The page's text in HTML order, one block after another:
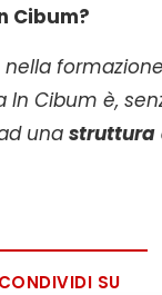
Cibum?
Cibum è,
una struttura
SU